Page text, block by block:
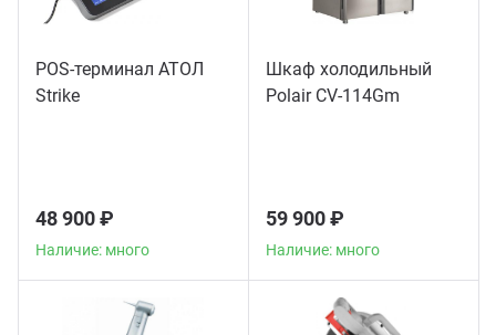
POS-терминал АТОЛ
Strike
48 900 ₽
Наличие: много
Шкаф холодильный
Polair CV-114Gm
59 900 ₽
Наличие: много